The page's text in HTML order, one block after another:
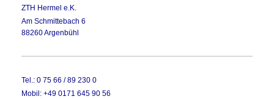
ZTH Hermel e.K.
Am Schmittebach 6
88260Argenbühl
Tel.: 0 75 66 / 89 230 0
Mobil: +49 0171 645 90 56